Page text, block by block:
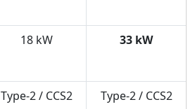
18 kW 33 kW
Type-2 / CCS2 Type-2 / CCS2